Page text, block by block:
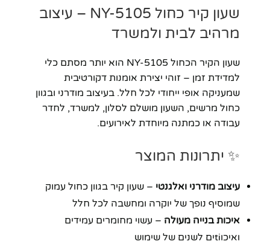
שעון קיר כחול NY-5105 – עיצוב
מרהיב לבית ולמשרד
שעון הקיר הכחול NY-5105 הוא יותר מסתם כלי
למדידת זמן – זוהי יצירת אומנות דקורטיבית
שמעניקה אופי ייחודי לכל חלל. בעיצוב מודרני ובגוון
כחול מרשים, השעון מושלם לסלון, למשרד, לחדר
עבודה או כמתנה מיוחדת לאירועים.
✨ יתרונות המוצר
עיצוב מודרני ואלגנטי – שעון קיר בגוון כחול עמוק
שמוסיף נופך של יוקרה ומחשבה לכל חלל
איכות בנייה מעולה – עשוי מחומרים עמידים
ואיכוtiים לשנים של שימוש